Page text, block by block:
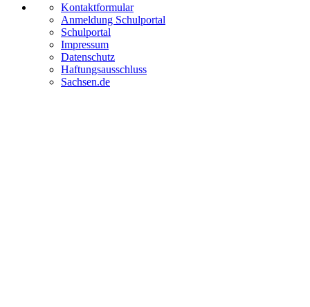
Kontaktformular
Anmeldung Schulportal
Schulportal
Impressum
Datenschutz
Haftungsausschluss
Sachsen.de